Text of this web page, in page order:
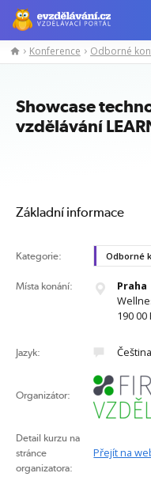
Manažerské
Konference
Showcase
vzdělávání
Základní informace
Kategorie: Odborné
Místa konání:
Praha
190 00
Jazyk: Čeština
Organizátor:
Detail kurzu na
stránce
organizatora:
Přejít na